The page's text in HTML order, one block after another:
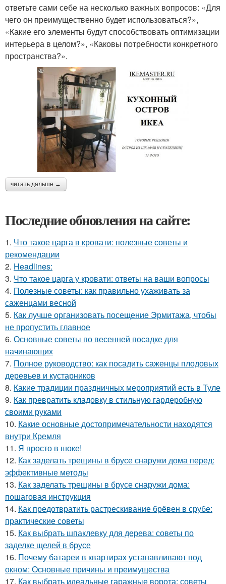
ответьте сами себе на несколько важных вопросов: «Для
чего он преимущественно будет использоваться?»,
«Какие его элементы будут способствовать оптимизации
интерьера в целом?», «Каковы потребности конкретного
пространства?».
читать дальше →
Последние обновления на сайте:
1. Что такое царга в кровати: полезные советы и
рекомендации
2. Headlines:
3. Что такое царга у кровати: ответы на ваши вопросы
4. Полезные советы: как правильно ухаживать за
саженцами весной
5. Как лучше организовать посещение Эрмитажа, чтобы
не пропустить главное
6. Основные советы по весенней посадке для
начинающих
7. Полное руководство: как посадить саженцы плодовых
деревьев и кустарников
8. Какие традиции праздничных мероприятий есть в Туле
9. Как превратить кладовку в стильную гардеробную
своими руками
10. Какие основные достопримечательности находятся
внутри Кремля
11. Я просто в шоке!
12. Как заделать трещины в брусе снаружи дома перед:
эффективные методы
13. Как заделать трещины в брусе снаружи дома:
пошаговая инструкция
14. Как предотвратить растрескивание брёвен в срубе:
практические советы
15. Как выбрать шпаклевку для дерева: советы по
заделке щелей в брусе
16. Почему батареи в квартирах устанавливают под
окном: Основные причины и преимущества
17. Как выбрать идеальные гаражные ворота: советы